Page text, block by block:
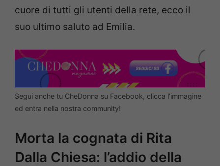
cuore di tutti gli utenti della rete, ecco il
suo ultimo saluto ad Emilia.
Segui anche tu CheDonna su Facebook, clicca l’immagine
ed entra nella nostra community!
Morta la cognata di Rita
Dalla Chiesa: l’addio della